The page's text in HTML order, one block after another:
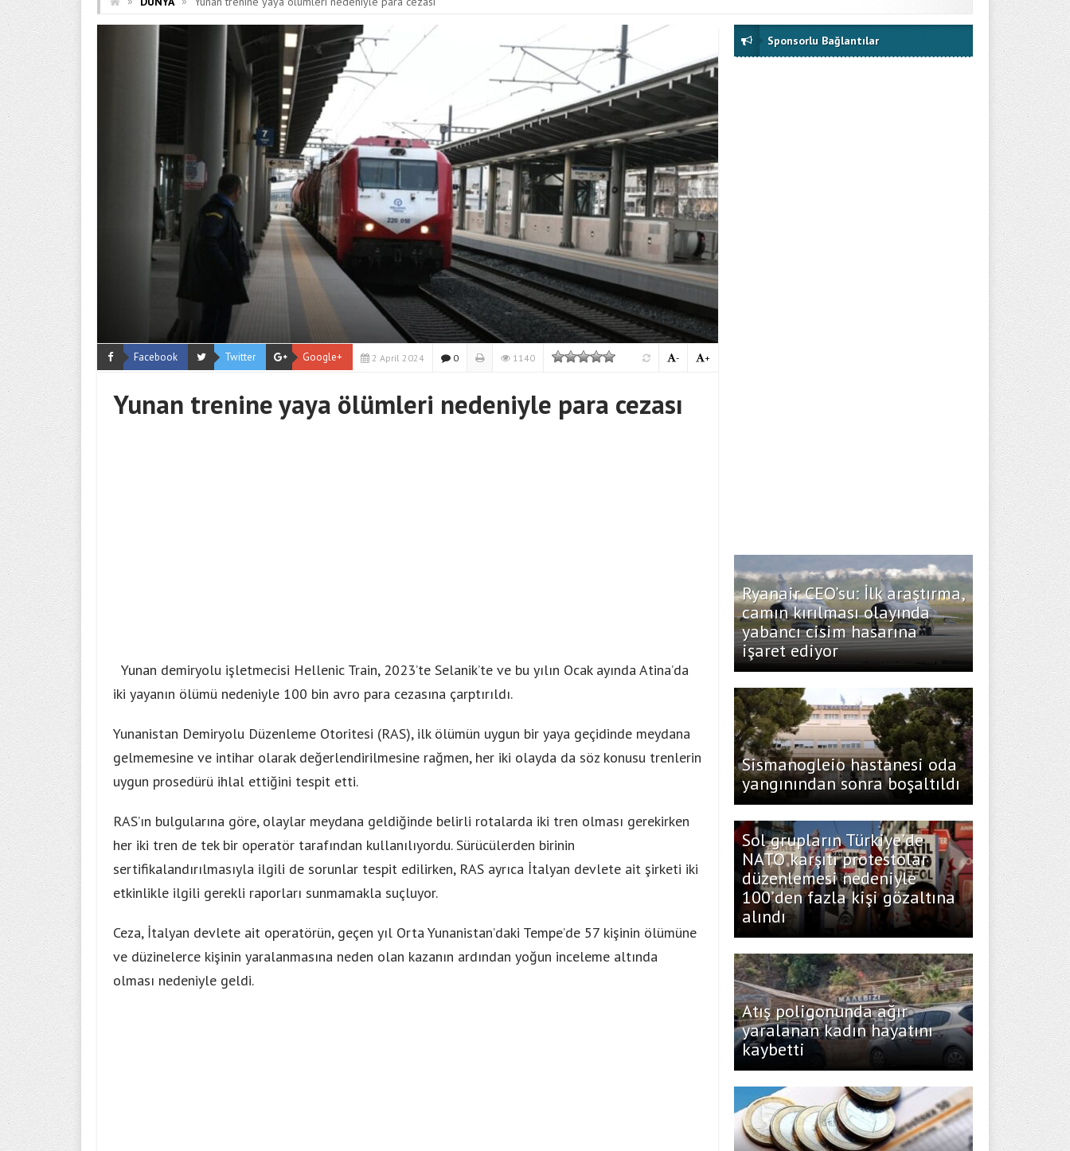
Facebook Twitter Google+ 2 April 2024 0 1140 +
-
Yunan trenine yaya ölümleri nedeniyle para cezası
Yunan demiryolu işletmecisi Hellenic Train, 2023’te Selanik’te ve bu yılın Ocak ayında Atina’da
iki yayanın ölümü nedeniyle 100 bin avro para cezasına çarptırıldı.
Yunanistan Demiryolu Düzenleme Otoritesi (RAS), ilk ölümün uygun bir yaya geçidinde meydana
gelmemesine ve intihar olarak değerlendirilmesine rağmen, her iki olayda da söz konusu trenlerin
uygun prosedürü ihlal ettiğini tespit etti.
RAS’ın bulgularına göre, olaylar meydana geldiğinde belirli rotalarda iki tren olması gerekirken
her iki tren de tek bir operatör tarafından kullanılıyordu. Sürücülerden birinin
sertifikalandırılmasıyla ilgili de sorunlar tespit edilirken, RAS ayrıca İtalyan devlete ait şirketi iki
etkinlikle ilgili gerekli raporları sunmamakla suçluyor.
Ceza, İtalyan devlete ait operatörün, geçen yıl Orta Yunanistan’daki Tempe’de 57 kişinin ölümüne
ve düzinelerce kişinin yaralanmasına neden olan kazanın ardından yoğun inceleme altında
olması nedeniyle geldi.
Sponsorlu Bağlantılar
Ryanair CEO’su: İlk araştırma,
camın kırılması olayında
yabancı cisim hasarına
işaret ediyor
Sismanogleio hastanesi oda
yangınından sonra boşaltıldı
Sol grupların Türkiye’de
NATO karşıtı protestolar
düzenlemesi nedeniyle
100’den fazla kişi gözaltına
alındı
Atış poligonunda ağır
yaralanan kadın hayatını
kaybetti